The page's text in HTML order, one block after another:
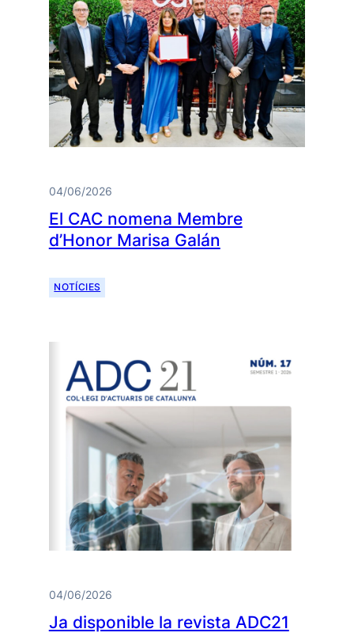
04/06/2026
El CAC nomena Membre
d’Honor Marisa Galán
NOTÍCIES
04/06/2026
Ja disponible la revista ADC21